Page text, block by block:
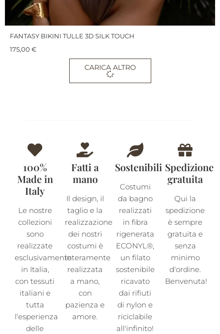
FANTASY BIKINI TULLE 3D SILK TOUCH
175,00 €
CARICA ALTRO
100%
Made in
Italy
Le nostre
collezioni
sono
realizzate
esclusivamente
in Italia,
con tessuti
italiani e
tutta
l'esperienza
delle
Fatti a
mano
Il design, il
taglio e la
realizzazione
dei nostri
costumi è
interamente
realizzata
a mano,
con
pazienza e
amore.
Sostenibili
Costumi
da bagno
realizzati
in fibra
rigenerata
ECONYL®,
un filato
sostenibile
ricavato
dai rifiuti
di nylon e
riciclabile
all'infinito!
Spedizione
gratuita
Qui la
spedizione
è sempre
gratuita e
senza
minimo
d'ordine.
Benvenuta!